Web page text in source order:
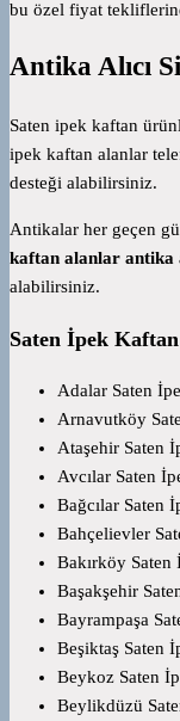
bu özel fiyat
Antika Alıcı
Saten ipek kaftan
ipek kaftan alanlar
desteği alabilirsiniz.
Antikalar her geçen
kaftan alanlar antika
alabilirsiniz.
Saten İpek Kaftan
Adalar Saten
Arnavutköy
Ataşehir Saten
Avcılar Saten
Bağcılar Saten
Bahçelievler
Bakırköy
Başakşehir
Bayrampaşa
Beşiktaş Saten
Beykoz Saten
Beylikdüzü